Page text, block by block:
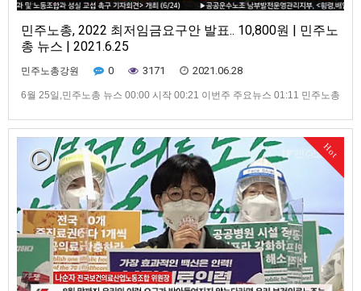
민주노총, 2022 최저임금요구안 발표.. 10,800원 | 민주노
총 뉴스 | 2021.6.25
민주노총강원 0 3171 2021.06.28
6월 25일,민주노총 뉴스 00:00 시작 00:21 이번주 주요뉴스 01:11 민주노총
민사회장 열려 04:15 경찰에 가로막힌 중대재해 노동자 합동추모제 08:14
돌봄개악안 폐기하라 교육공무직, 학비노조 투쟁나서 09:58 최저임금 인상·
생활임금 쟁취 도보행진 시작 …
Hot